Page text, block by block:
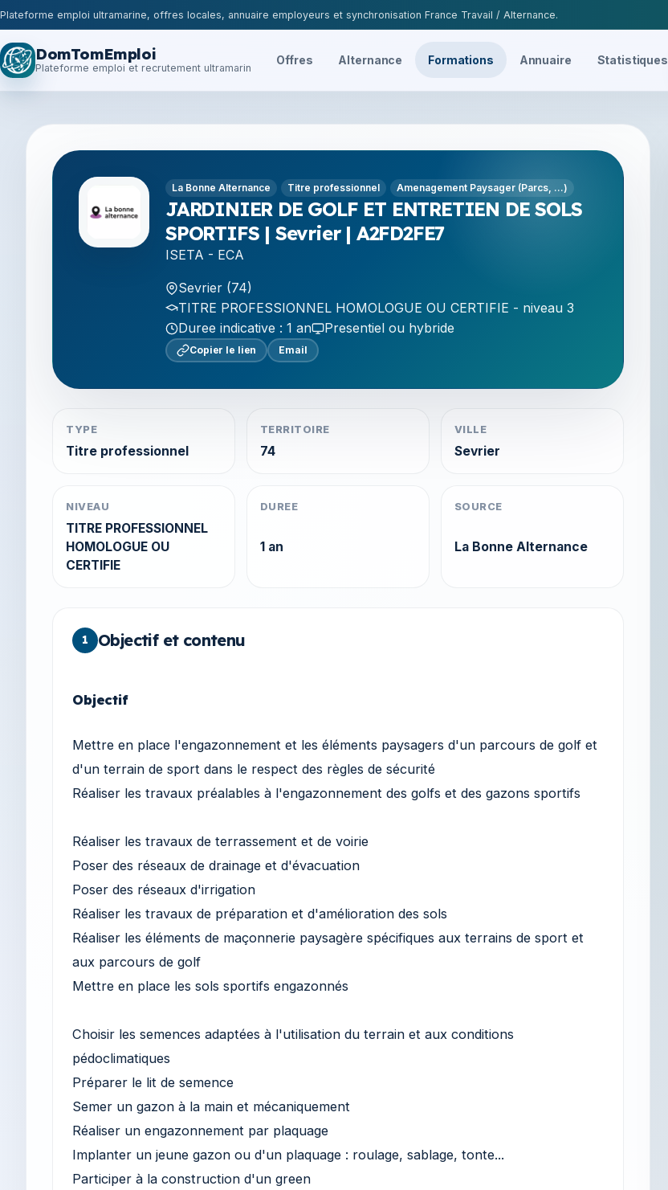
Plateforme emploi ultramarine, offres locales, annuaire employeurs et synchronisation France Travail / Alternance.
DomTomEmploi
Plateforme emploi et recrutement ultramarin
Offres Alternance Formations Annuaire Statistiques
La Bonne Alternance Titre professionnel Amenagement Paysager (Parcs, ...)
JARDINIER DE GOLF ET ENTRETIEN DE SOLS
SPORTIFS | Sevrier | A2FD2FE7
ISETA - ECA
Sevrier (74)
TITRE PROFESSIONNEL HOMOLOGUE OU CERTIFIE - niveau 3
Duree indicative : 1 an
Presentiel ou hybride
Copier le lien Email
TYPE
Titre professionnel
TERRITOIRE
74
VILLE
Sevrier
NIVEAU
TITRE PROFESSIONNEL
HOMOLOGUE OU
CERTIFIE
DUREE
1 an
SOURCE
La Bonne Alternance
1 Objectif et contenu
Objectif
Mettre en place l'engazonnement et les éléments paysagers d'un parcours de golf et
d'un terrain de sport dans le respect des règles de sécurité
Réaliser les travaux préalables à l'engazonnement des golfs et des gazons sportifs
Réaliser les travaux de terrassement et de voirie
Poser des réseaux de drainage et d'évacuation
Poser des réseaux d'irrigation
Réaliser les travaux de préparation et d'amélioration des sols
Réaliser les éléments de maçonnerie paysagère spécifiques aux terrains de sport et
aux parcours de golf
Mettre en place les sols sportifs engazonnés
Choisir les semences adaptées à l'utilisation du terrain et aux conditions
pédoclimatiques
Préparer le lit de semence
Semer un gazon à la main et mécaniquement
Réaliser un engazonnement par plaquage
Implanter un jeune gazon ou d'un plaquage : roulage, sablage, tonte...
Participer à la construction d'un green